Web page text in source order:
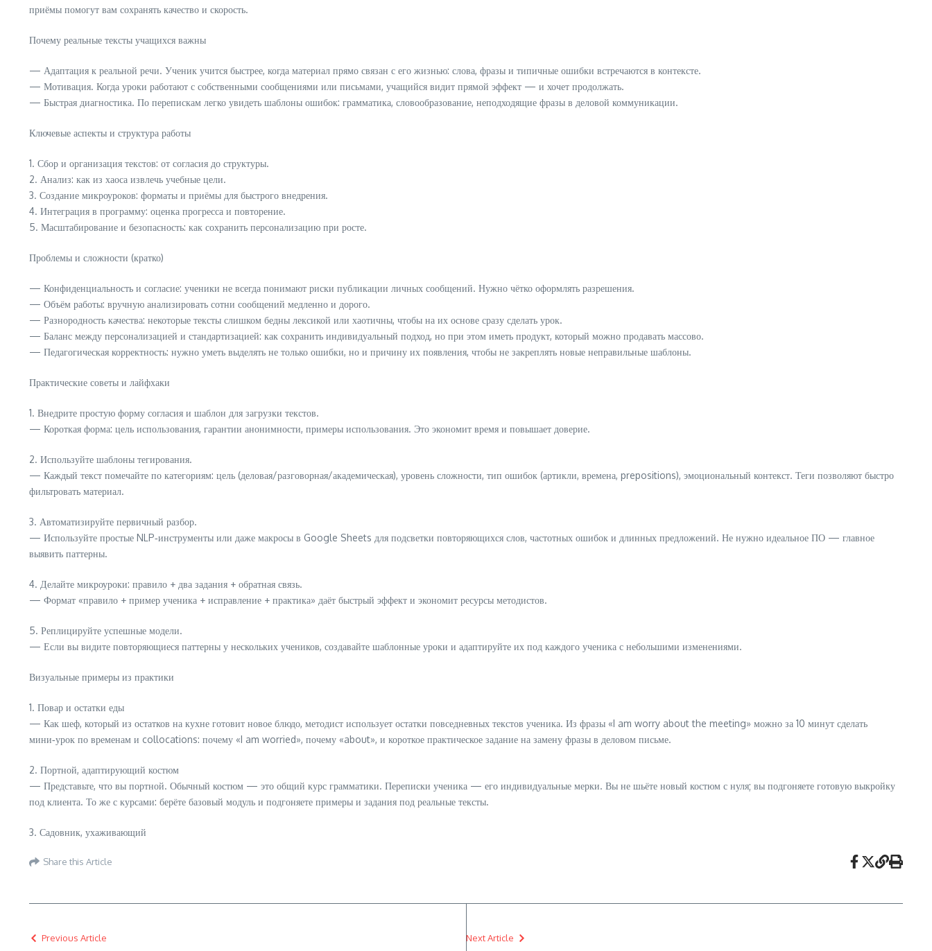
приёмы помогут вам сохранять качество и скорость.
Почему реальные тексты учащихся важны
— Адаптация к реальной речи. Ученик учится быстрее, когда материал прямо связан с его жизнью: слова, фразы и типичные ошибки встречаются в контексте.
— Мотивация. Когда уроки работают с собственными сообщениями или письмами, учащийся видит прямой эффект — и хочет продолжать.
— Быстрая диагностика. По перепискам легко увидеть шаблоны ошибок: грамматика, словообразование, неподходящие фразы в деловой коммуникации.
Ключевые аспекты и структура работы
1. Сбор и организация текстов: от согласия до структуры.
2. Анализ: как из хаоса извлечь учебные цели.
3. Создание микроуроков: форматы и приёмы для быстрого внедрения.
4. Интеграция в программу: оценка прогресса и повторение.
5. Масштабирование и безопасность: как сохранить персонализацию при росте.
Проблемы и сложности (кратко)
— Конфиденциальность и согласие: ученики не всегда понимают риски публикации личных сообщений. Нужно чётко оформлять разрешения.
— Объём работы: вручную анализировать сотни сообщений медленно и дорого.
— Разнородность качества: некоторые тексты слишком бедны лексикой или хаотичны, чтобы на их основе сразу сделать урок.
— Баланс между персонализацией и стандартизацией: как сохранить индивидуальный подход, но при этом иметь продукт, который можно продавать массово.
— Педагогическая корректность: нужно уметь выделять не только ошибки, но и причину их появления, чтобы не закреплять новые неправильные шаблоны.
Практические советы и лайфхаки
1. Внедрите простую форму согласия и шаблон для загрузки текстов.
— Короткая форма: цель использования, гарантии анонимности, примеры использования. Это экономит время и повышает доверие.
2. Используйте шаблоны тегирования.
— Каждый текст помечайте по категориям: цель (деловая/разговорная/академическая), уровень сложности, тип ошибок (артикли, времена, prepositions), эмоциональный контекст. Теги позволяют быстро
фильтровать материал.
3. Автоматизируйте первичный разбор.
— Используйте простые NLP‑инструменты или даже макросы в Google Sheets для подсветки повторяющихся слов, частотных ошибок и длинных предложений. Не нужно идеальное ПО — главное
выявить паттерны.
4. Делайте микроуроки: правило + два задания + обратная связь.
— Формат «правило + пример ученика + исправление + практика» даёт быстрый эффект и экономит ресурсы методистов.
5. Реплицируйте успешные модели.
— Если вы видите повторяющиеся паттерны у нескольких учеников, создавайте шаблонные уроки и адаптируйте их под каждого ученика с небольшими изменениями.
Визуальные примеры из практики
1. Повар и остатки еды
— Как шеф, который из остатков на кухне готовит новое блюдо, методист использует остатки повседневных текстов ученика. Из фразы «I am worry about the meeting» можно за 10 минут сделать
мини‑урок по временам и collocations: почему «I am worried», почему «about», и короткое практическое задание на замену фразы в деловом письме.
2. Портной, адаптирующий костюм
— Представьте, что вы портной. Обычный костюм — это общий курс грамматики. Переписки ученика — его индивидуальные мерки. Вы не шьёте новый костюм с нуля; вы подгоняете готовую выкройку
под клиента. То же с курсами: берёте базовый модуль и подгоняете примеры и задания под реальные тексты.
3. Садовник, ухаживающий
Share this Article
Previous Article Next Article